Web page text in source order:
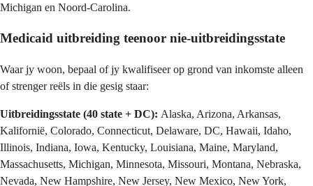
Michigan en Noord-Carolina.
Medicaid uitbreiding teenoor nie-uitbreidingsstate
Waar jy woon, bepaal of jy kwalifiseer op grond van inkomste alleen
of strenger reëls in die gesig staar:
Uitbreidingsstate (40 state + DC): Alaska, Arizona, Arkansas,
Kalifornië, Colorado, Connecticut, Delaware, DC, Hawaii, Idaho,
Illinois, Indiana, Iowa, Kentucky, Louisiana, Maine, Maryland,
Massachusetts, Michigan, Minnesota, Missouri, Montana, Nebraska,
Nevada, New Hampshire, New Jersey, New Mexico, New York,